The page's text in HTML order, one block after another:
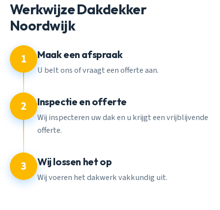
Werkwijze Dakdekker
Noordwijk
1 Maak een afspraak
U belt ons of vraagt een offerte aan.
2 Inspectie en offerte
Wij inspecteren uw dak en u krijgt een vrijblijvende
offerte.
3 Wij lossen het op
Wij voeren het dakwerk vakkundig uit.